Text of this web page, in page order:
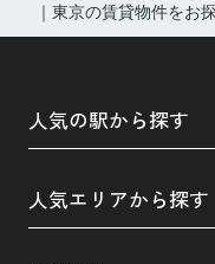
｜東京の賃貸物件をお
人気の駅から探す
人気エリアから探す